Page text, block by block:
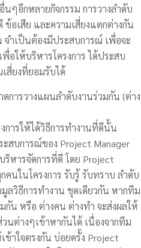
ๆอีกหลายกิจกรรม การวางลำดับ
ข้อเสีย และความเสี่ยงแตกต่างกัน
ำเป็นต้องมีประสบการณ์ เพื่อจะ
อให้บริหารโครงการ ได้ประสบ
สี่ยงที่ยอมรับได้
การวางแผนลำดับงานร่วมกัน (ต่าง
รให้ได้วิธีการทำงานที่ดีนั้น
สบการณ์ของ Project Manager
หารจัดการที่ดี โดย Project
นในโครงการ รับรู้ รับทราบ ลำดับ
ลวิธีการทำงาน ชุดเดียวกัน หากทีม
กัน หรือ ต่างคน ต่างทำ จะส่งผลให้
นต่างๆเข้าหากันได้ เนื่องจากทีม
ข้าใจตรงกัน บ่อยครั้ง Project